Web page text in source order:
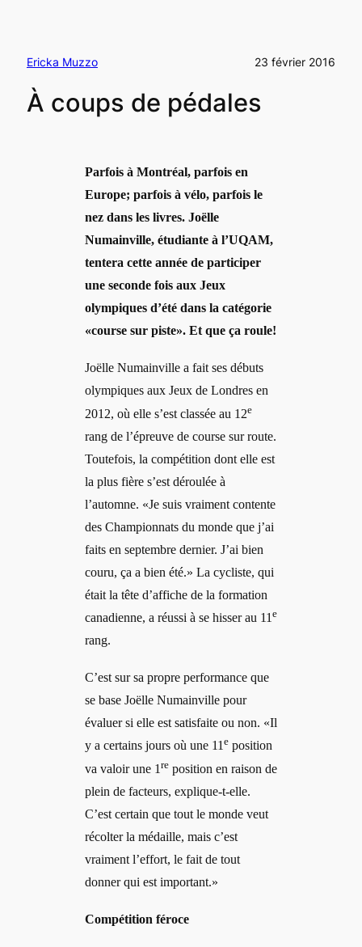
Ericka Muzzo 23 février 2016
À coups de pédales
Parfois à Montréal, parfois en
Europe; parfois à vélo, parfois le
nez dans les livres. Joëlle
Numainville, étudiante à l’UQAM,
tentera cette année de participer
une seconde fois aux Jeux
olympiques d’été dans la catégorie
«course sur piste». Et que ça roule!
Joëlle Numainville a fait ses débuts
olympiques aux Jeux de Londres en
2012, où elle s’est classée au 12e
rang de l’épreuve de course sur route.
Toutefois, la compétition dont elle est
la plus fière s’est déroulée à
l’automne. «Je suis vraiment contente
des Championnats du monde que j’ai
faits en septembre dernier. J’ai bien
couru, ça a bien été.» La cycliste, qui
était la tête d’affiche de la formation
canadienne, a réussi à se hisser au 11 e
rang.
C’est sur sa propre performance que
se base Joëlle Numainville pour
évaluer si elle est satisfaite ou non. «Il
y a certains jours où une 11 eposition
va valoir une 1 reposition en raison de
plein de facteurs, explique-t-elle.
C’est certain que tout le monde veut
récolter la médaille, mais c’est
vraiment l’effort, le fait de tout
donner qui est important.»
Compétition féroce